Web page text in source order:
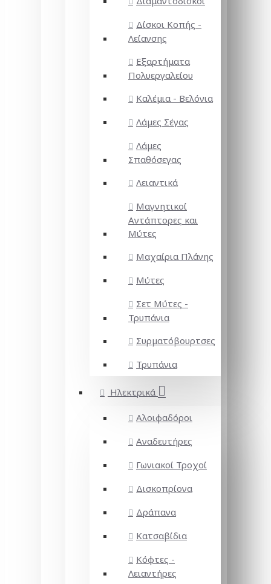
Δίσκοι Κοπής -
Λείανσης
Εξαρτήματα
Πολυεργαλείου
Καλέμια - Βελόνια
Λάμες Σέγας
Λάμες
Σπαθόσεγας
Λειαντικά
Μαγνητικοί
Αντάπτορες και
Μύτες
Μαχαίρια Πλάνης
Μύτες
Σετ Μύτες -
Τρυπάνια
Συρματόβουρτσες
Τρυπάνια
Ηλεκτρικά
Αλοιφαδόροι
Αναδευτήρες
Γωνιακοί Τροχοί
Δισκοπρίονα
Δράπανα
Κατσαβίδια
Κόφτες -
Λειαντήρες